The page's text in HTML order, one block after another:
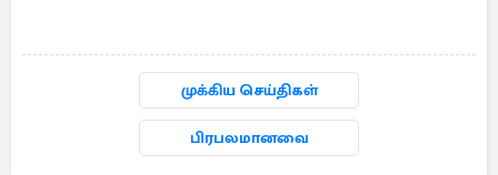
முக்கிய செய்திகள்
பிரபலமானவை